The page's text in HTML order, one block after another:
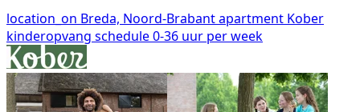
location_on Breda, Noord-Brabantapartment Kober
kinderopvang schedule0-36 uur per week